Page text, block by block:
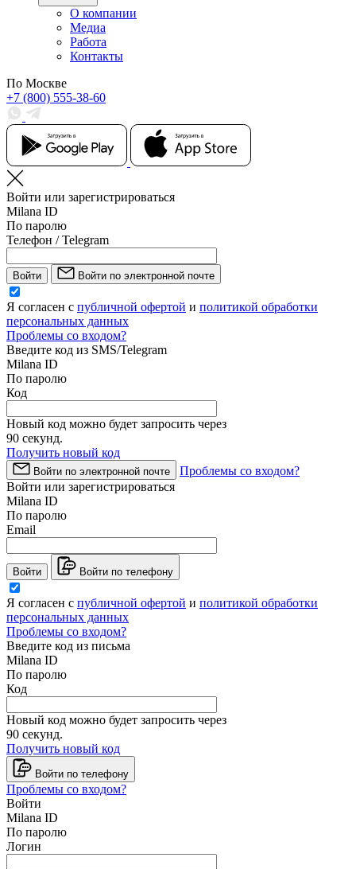
О компании
Медиа
Работа
Контакты
По Москве
+7 (800) 555-38-60
Войти или зарегистрироваться
Milana ID
По паролю
Телефон / Telegram
Войти Войти по электронной почте
Я согласен с публичной офертой и политикой обработки
персональных данных
Проблемы со входом?
Введите код из SMS/Telegram
Milana ID
По паролю
Код
Новый код можно будет запросить через
90 секунд.
Получить новый код
Войти по электронной почте
Проблемы со входом?
Войти или зарегистрироваться
Milana ID
По паролю
Email
Войти Войти по телефону
Я согласен с публичной офертой и политикой обработки
персональных данных
Проблемы со входом?
Введите код из письма
Milana ID
По паролю
Код
Новый код можно будет запросить через
90 секунд.
Получить новый код
Войти по телефону
Проблемы со входом?
Войти
Milana ID
По паролю
Логин